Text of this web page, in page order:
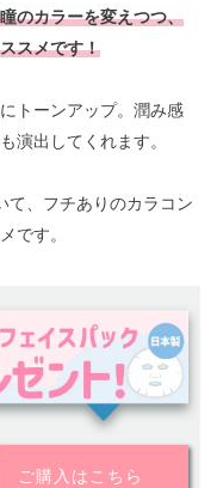
のカラーを変えつつ、
スメです！
トーンアップ。潤み感
演出してくれます。
て、フチありのカラコン
です。
ご購入はこちら